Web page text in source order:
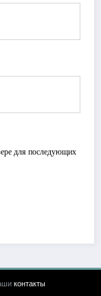
для последующих
контакты